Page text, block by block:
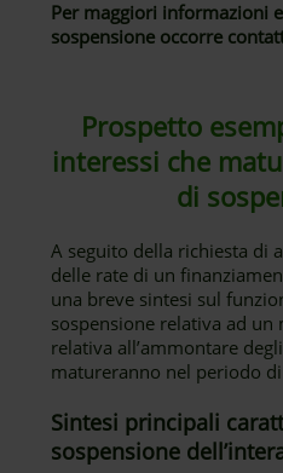
Per maggiori informazioni
sospensione occorre
Prospetto
interessi che
di
A seguito della richiesta di
delle rate di un
una breve sintesi sul
sospensione relativa ad
relativa all’ammontare
matureranno nel periodo
Sintesi principali
sospensione